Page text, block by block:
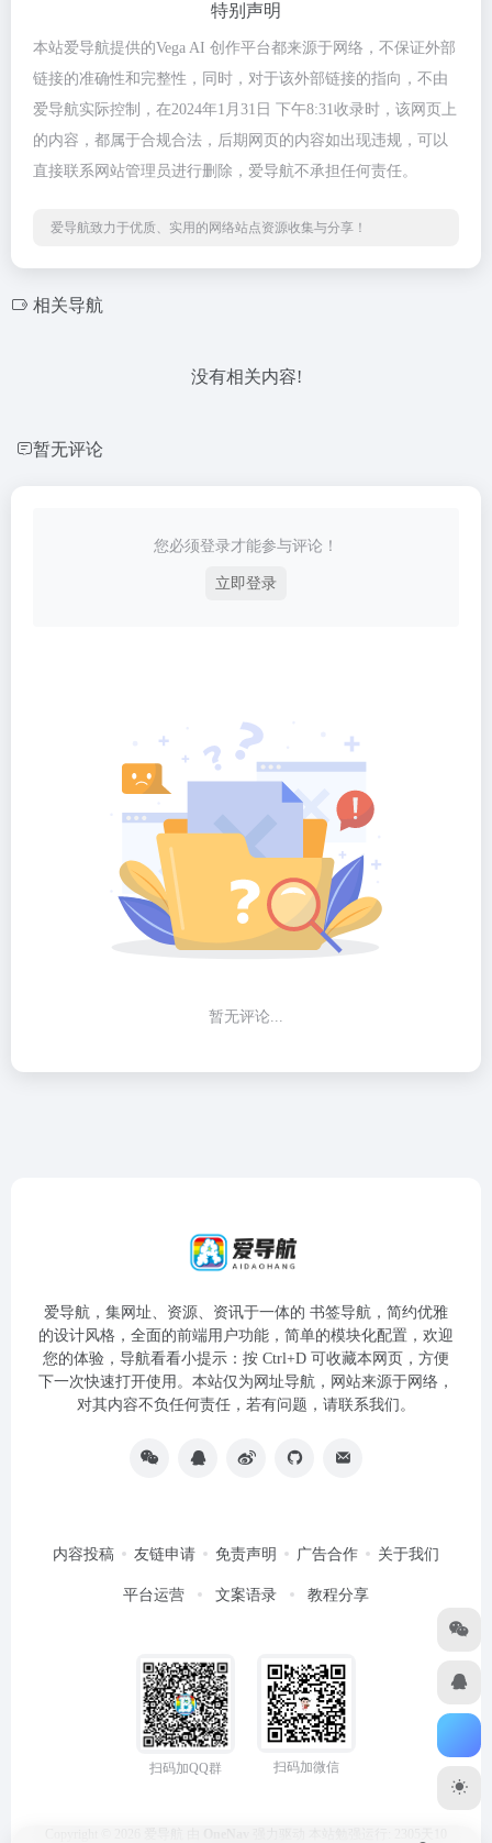
特别声明
本站爱导航提供的Vega AI 创作平台都来源于网络，不保证外部
链接的准确性和完整性，同时，对于该外部链接的指向，不由
爱导航实际控制，在2024年1月31日 下午8:31收录时，该网页上
的内容，都属于合规合法，后期网页的内容如出现违规，可以
直接联系网站管理员进行删除，爱导航不承担任何责任。
爱导航致力于优质、实用的网络站点资源收集与分享！
相关导航
没有相关内容!
暂无评论
您必须登录才能参与评论！
立即登录
暂无评论...
爱导航，集网址、资源、资讯于一体的 书签导航，简约优雅
的设计风格，全面的前端用户功能，简单的模块化配置，欢迎
您的体验，导航看看小提示：按 Ctrl+D 可收藏本网页，方便
下一次快速打开使用。本站仅为网址导航，网站来源于网络，
对其内容不负任何责任，若有问题，请联系我们。
内容投稿 友链申请 免责声明 广告合作 关于我们
平台运营 文案语录 教程分享
扫码加QQ群 扫码加微信